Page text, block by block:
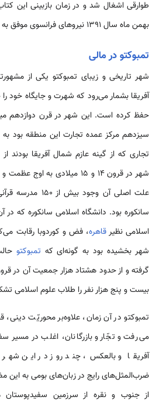
طوارقی اشغال شد و در زمان بازبینی این
بهمن ماه سال 1391 نیروهای فرانسوی موفق به بازپس گیری آن شدند.
تمبوکتو در مالی
شهر تاریخی و زیبای تمبوکتو یکی از
آفریقا بشمار می‌رود که شهرت و جایگاه خود
حفظ کرده است. این شهر در قرن دوازدهم
سیزدهم مرکز عمده تجارت این منطقه بود به
تجاری که از گینه عازم شمال آفریقا بودند از
شهر در قرون 14 و 15 میلادی
علت اصلی آن وجود
سانکوره بود. دانشگاه اسلامی سانکوره که در
اسلامی نظیرقاهره، فض و کوردوبا رقابت
شهر بخشیده بود به گونه‌ای که تمبوکتو
بیست و پنج هزار نفر را طلاب علوم اسلامی
تمبوکتو در آن زمان، علاوه‌بر محوریّت
می‌رفت و تجّار و بازرگانان، اغلب در مسیر
آفریقا و بالعکس، چند روز در این شهر
ضرب‌المثل‌های رایج در زبان‌های بومی‌ به این
از جنوب و نقره از سرزمین سفیدپوستان